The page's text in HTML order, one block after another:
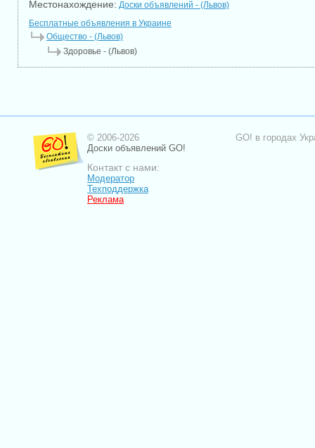
Местонахождение: Доски объявлений - (Львов)
Бесплатные объявления в Украине
Общество - (Львов)
Здоровье - (Львов)
© 2006-2026
Доски объявлений GO!
Контакт с нами:
Модератор
Техподдержка
Реклама
GO! в городах